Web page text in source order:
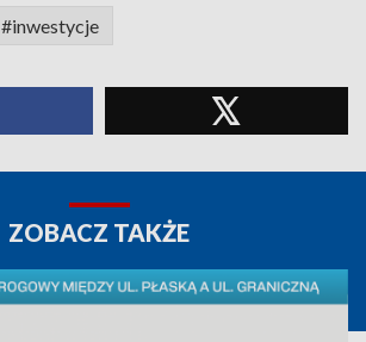
#inwestycje
ZOBACZ TAKŻE